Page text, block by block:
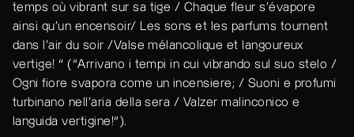
temps où vibrant sur sa tige / Chaque fleur s'évapore
ainsi qu'un encensoir/ Les sons et les parfums tournent
dans l'air du soir /Valse mélancolique et langoureux
vertige! “ (“Arrivano i tempi in cui vibrando sul suo stelo /
Ogni fiore svapora come un incensiere; / Suoni e profumi
turbinano nell'aria della sera / Valzer malinconico e
languida vertigine!“).